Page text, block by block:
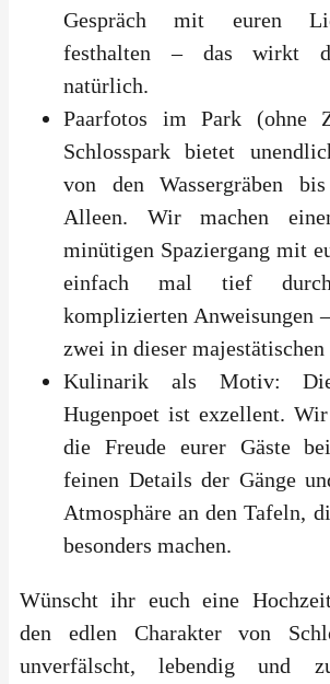
Gespräch mit euren
festhalten – das wirkt
natürlich.
Paarfotos im Park (ohne
Schlosspark bietet
von den Wassergräben
Alleen. Wir machen
minütigen Spaziergang mit
einfach mal tief
komplizierten Anweisungen
zwei in dieser majestätischen
Kulinarik als Motiv:
Hugenpoet ist exzellent.
die Freude eurer Gäste
feinen Details der Gänge
Atmosphäre an den Tafeln,
besonders machen.
Wünscht ihr euch eine
den edlen Charakter von
unverfälscht, lebendig und